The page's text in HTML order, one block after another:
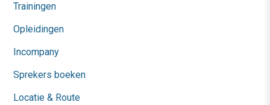
Trainingen
Opleidingen
Incompany
Sprekers boeken
Locatie & Route